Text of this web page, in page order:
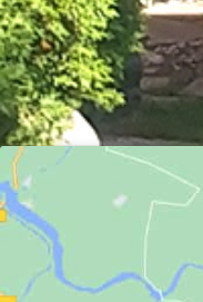
Bookmark the